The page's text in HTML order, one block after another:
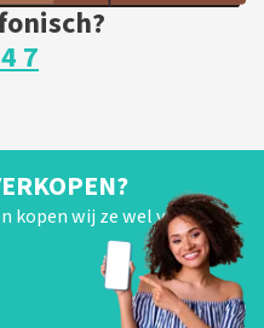
7
kopen wij ze wel van je!